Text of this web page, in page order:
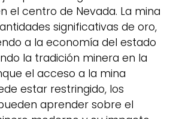
el centro de Nevada. La mina
significativas de oro,
a la economía del estado
la tradición minera en la
el acceso a la mina
estar restringido, los
aprender sobre el